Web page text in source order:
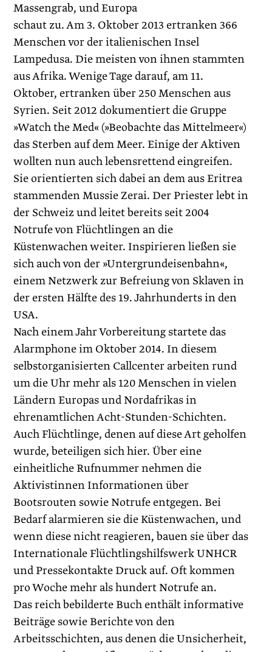
Massengrab, und Europa
schaut zu. Am 3. Oktober 2013 ertranken 366
Menschen vor der italienischen Insel
Lampedusa. Die meisten von ihnen stammten
aus Afrika. Wenige Tage darauf, am 11.
Oktober, ertranken über 250 Menschen aus
Syrien. Seit 2012 dokumentiert die Gruppe
»Watch the Med« (»Beobachte das Mittelmeer«)
das Sterben auf dem Meer. Einige der Aktiven
wollten nun auch lebensrettend eingreifen.
Sie orientierten sich dabei an dem aus Eritrea
stammenden Mussie Zerai. Der Priester lebt in
der Schweiz und leitet bereits seit 2004
Notrufe von Flüchtlingen an die
Küstenwachen weiter. Inspirieren ließen sie
sich auch von der »Untergrundeisenbahn«,
einem Netzwerk zur Befreiung von Sklaven in
der ersten Hälfte des 19. Jahrhunderts in den
USA.
Nach einem Jahr Vorbereitung startete das
Alarmphone im Oktober 2014. In diesem
selbstorganisierten Callcenter arbeiten rund
um die Uhr mehr als 120 Menschen in vielen
Ländern Europas und Nordafrikas in
ehrenamtlichen Acht-Stunden-Schichten.
Auch Flüchtlinge, denen auf diese Art geholfen
wurde, beteiligen sich hier. Über eine
einheitliche Rufnummer nehmen die
Aktivistinnen Informationen über
Bootsrouten sowie Notrufe entgegen. Bei
Bedarf alarmieren sie die Küstenwachen, und
wenn diese nicht reagieren, bauen sie über das
Internationale Flüchtlingshilfswerk UNHCR
und Pressekontakte Druck auf. Oft kommen
pro Woche mehr als hundert Notrufe an.
Das reich bebilderte Buch enthält informative
Beiträge sowie Berichte von den
Arbeitsschichten, aus denen die Unsicherheit,